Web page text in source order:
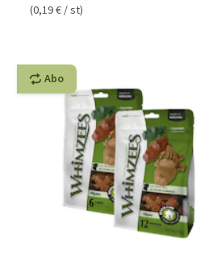
(0,19 € / st)
Abo